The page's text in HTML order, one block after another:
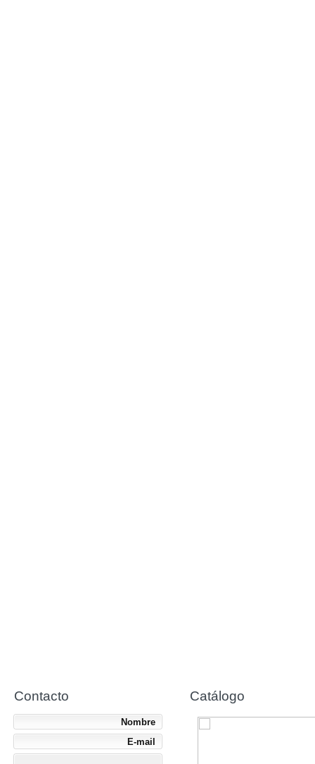
Contacto
Nombre
E-mail
Catálogo